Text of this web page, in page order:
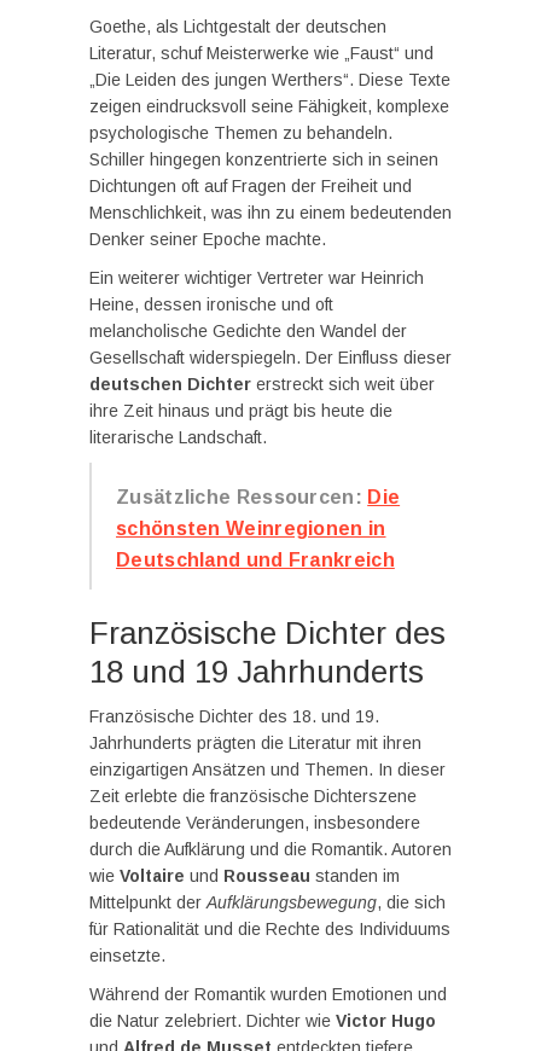
Goethe, als Lichtgestalt der deutschen
Literatur, schuf Meisterwerke wie „Faust“ und
„Die Leiden des jungen Werthers“. Diese Texte
zeigen eindrucksvoll seine Fähigkeit, komplexe
psychologische Themen zu behandeln.
Schiller hingegen konzentrierte sich in seinen
Dichtungen oft auf Fragen der Freiheit und
Menschlichkeit, was ihn zu einem bedeutenden
Denker seiner Epoche machte.
Ein weiterer wichtiger Vertreter war Heinrich
Heine, dessen ironische und oft
melancholische Gedichte den Wandel der
Gesellschaft widerspiegeln. Der Einfluss dieser
deutschen Dichter erstreckt sich weit über
ihre Zeit hinaus und prägt bis heute die
literarische Landschaft.
Zusätzliche Ressourcen: Die
schönsten Weinregionen in
Deutschland und Frankreich
Französische Dichter des
18 und 19 Jahrhunderts
Französische Dichter des 18. und 19.
Jahrhunderts prägten die Literatur mit ihren
einzigartigen Ansätzen und Themen. In dieser
Zeit erlebte die französische Dichterszene
bedeutende Veränderungen, insbesondere
durch die Aufklärung und die Romantik. Autoren
wie Voltaire und Rousseau standen im
Mittelpunkt der Aufklärungsbewegung, die sich
für Rationalität und die Rechte des Individuums
einsetzte.
Während der Romantik wurden Emotionen und
die Natur zelebriert. Dichter wie Victor Hugo
und Alfred de Musset entdeckten tiefere